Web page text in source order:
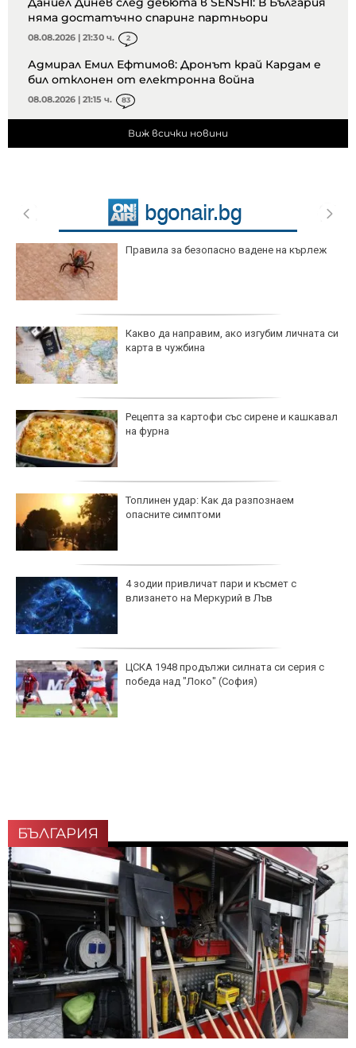
няма достатъчно спаринг партньори
08.08.2026 | 21:30 ч. 2
Адмирал Емил Ефтимов: Дронът край Кардам е
бил отклонен от електронна война
08.08.2026 | 21:15 ч. 83
Виж всички новини
Правила за безопасно вадене на кърлеж
Какво да направим, ако изгубим личната си
карта в чужбина
Рецепта за картофи със сирене и кашкавал
на фурна
Топлинен удар: Как да разпознаем
опасните симптоми
4 зодии привличат пари и късмет с
влизането на Меркурий в Лъв
ЦСКА 1948 продължи силната си серия с
победа над "Локо" (София)
БЪЛГАРИЯ